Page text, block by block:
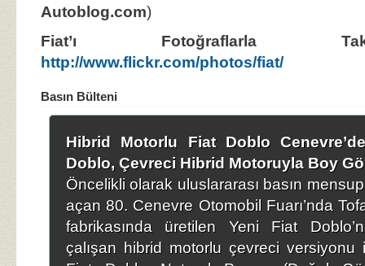
Autoblog.com)
Fiat’ı Fotoğraflarla
http://www.flickr.com/photos/fiat/
Basın Bülteni
Hibrid Motorlu Fiat Doblo
Doblo, Çevreci Hibrid Motoruyla Boy
Öncelikli olarak uluslararası basın
açan 80. Cenevre Otomobil Fuarı’nda
fabrikasında üretilen Yeni Fiat
çalışan hibrid motorlu çevreci versiyonu